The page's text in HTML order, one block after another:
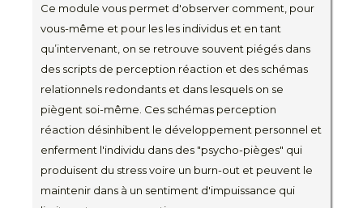
Ce module vous permet d'observer comment, pour
vous-même et pour les les individus et en tant
qu’intervenant, on se retrouve souvent piégés dans
des scripts de perception réaction et des schémas
relationnels redondants et dans lesquels on se
piègent soi-même. Ces schémas perception
réaction désinhibent le développement personnel et
enferment l'individu dans des "psycho-pièges" qui
produisent du stress voire un burn-out et peuvent le
maintenir dans à un sentiment d'impuissance qui